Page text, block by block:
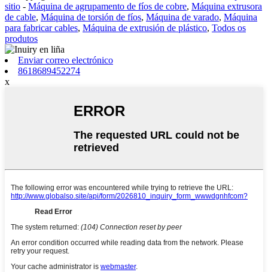
sitio - Máquina de agrupamento de fíos de cobre, Máquina extrusora
de cable, Máquina de torsión de fíos, Máquina de varado, Máquina
para fabricar cables, Máquina de extrusión de plástico, Todos os
produtos
Enviar correo electrónico
8618689452274
x